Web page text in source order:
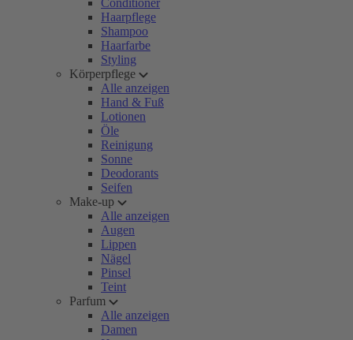
Conditioner
Haarpflege
Shampoo
Haarfarbe
Styling
Körperpflege
Alle anzeigen
Hand & Fuß
Lotionen
Öle
Reinigung
Sonne
Deodorants
Seifen
Make-up
Alle anzeigen
Augen
Lippen
Nägel
Pinsel
Teint
Parfum
Alle anzeigen
Damen